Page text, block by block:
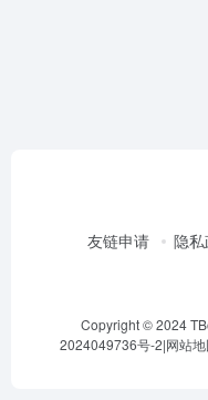
友链申请 隐
Copyright © 2024
2024049736号-2|网站